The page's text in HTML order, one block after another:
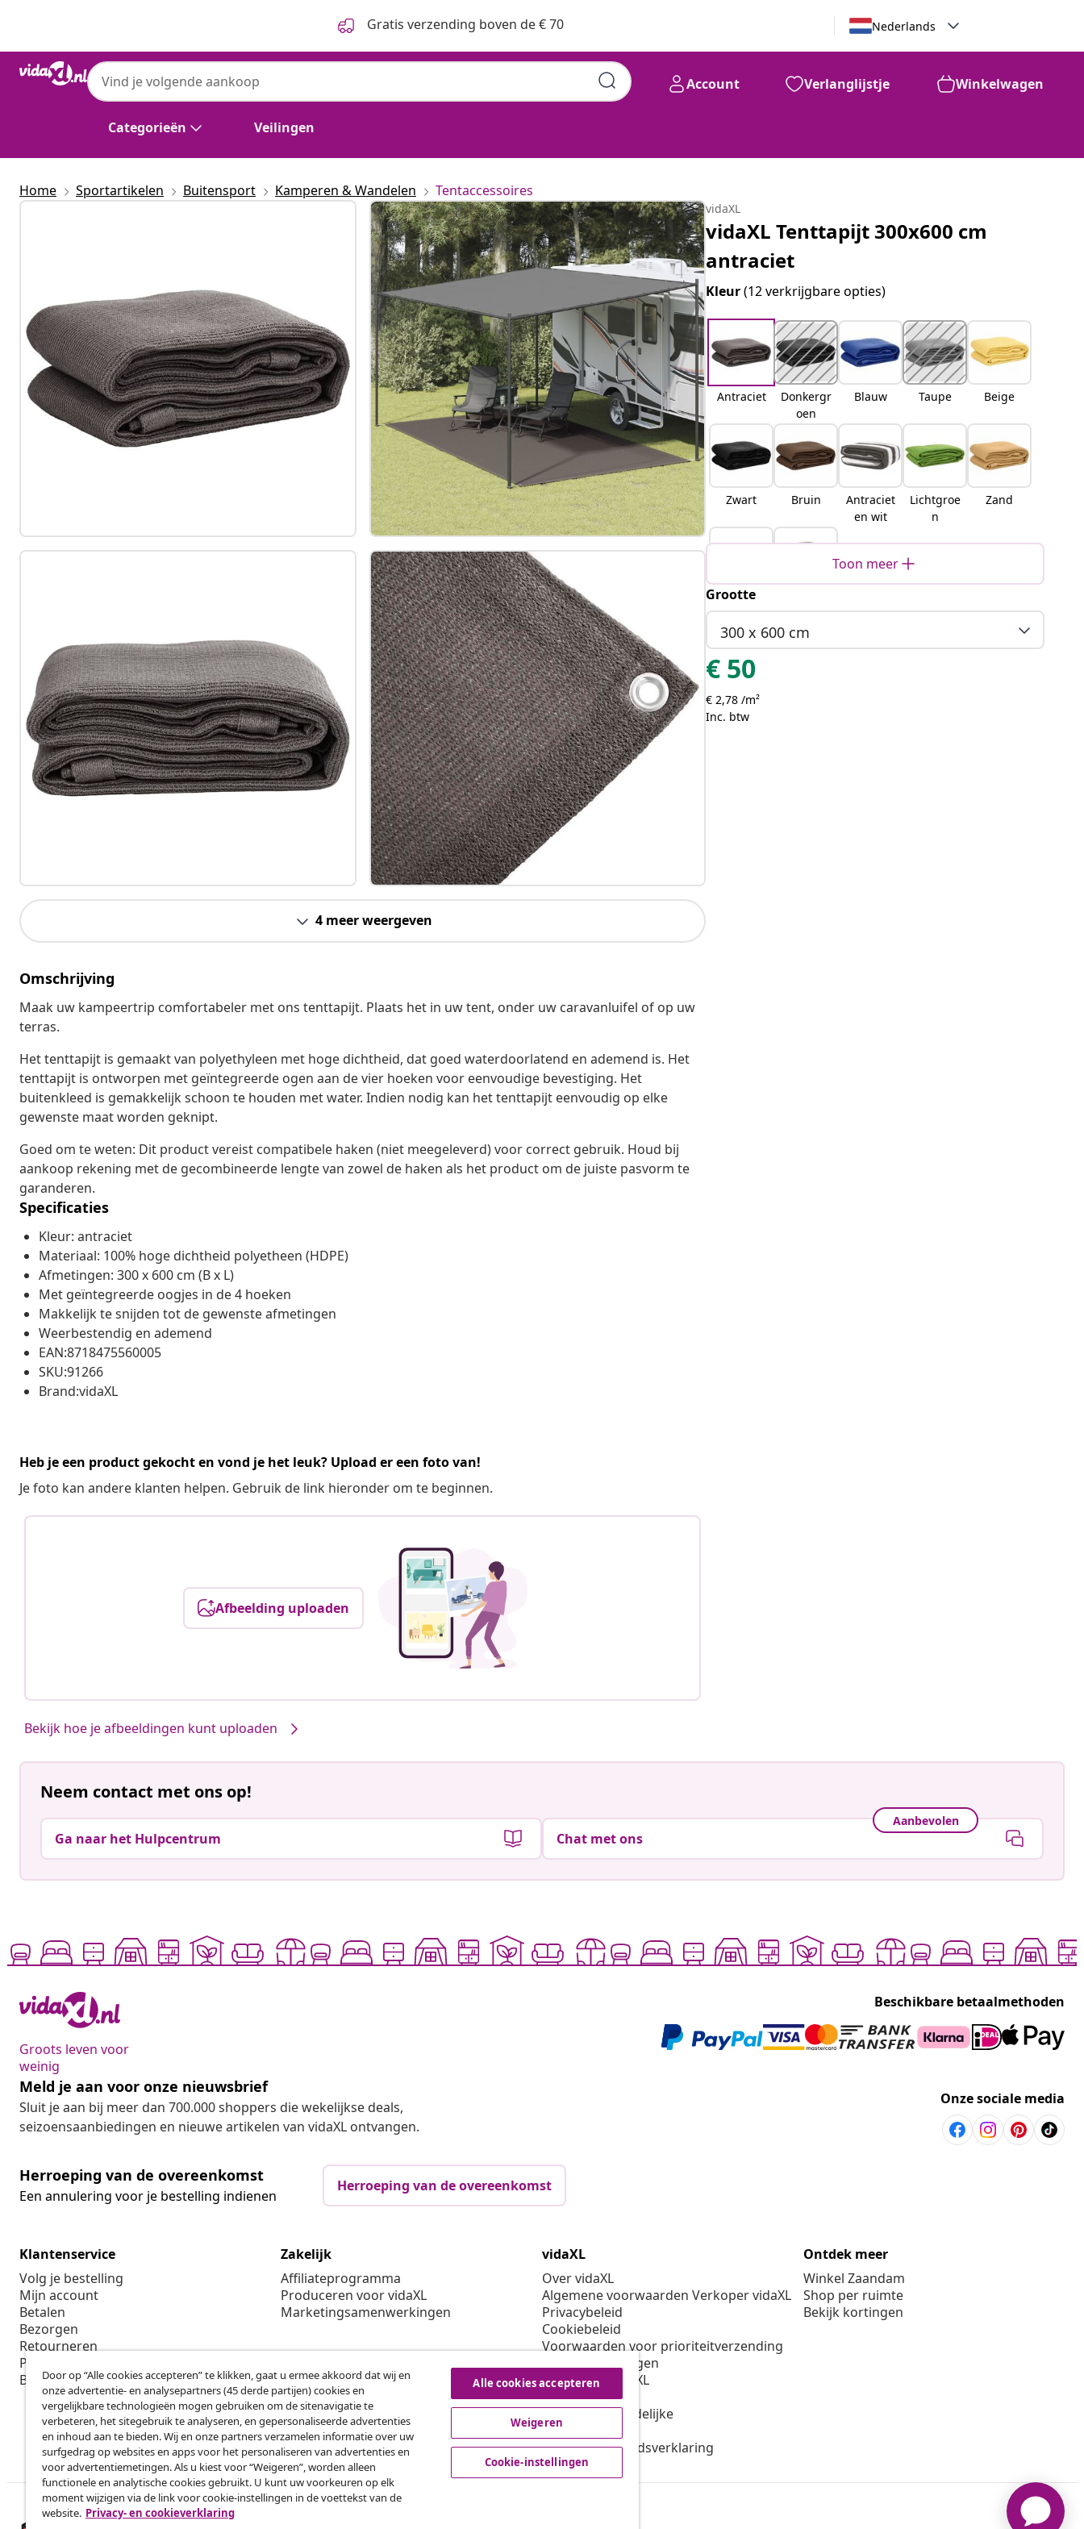
Gratis verzending boven de € 70 Nederlands
Categorieën Veilingen
Account Verlanglijstje Winkelwagen
Home Sportartikelen Buitensport Kamperen & Wandelen Tentaccessoires
4 meer weergeven
Omschrijving
Maak uw kampeertrip comfortabeler met ons tenttapijt. Plaats het in uw tent, onder uw caravanluifel of op uw
terras.
Het tenttapijt is gemaakt van polyethyleen met hoge dichtheid, dat goed waterdoorlatend en ademend is. Het
tenttapijt is ontworpen met geïntegreerde ogen aan de vier hoeken voor eenvoudige bevestiging. Het
buitenkleed is gemakkelijk schoon te houden met water. Indien nodig kan het tenttapijt eenvoudig op elke
gewenste maat worden geknipt.
Goed om te weten: Dit product vereist compatibele haken (niet meegeleverd) voor correct gebruik. Houd bij
aankoop rekening met de gecombineerde lengte van zowel de haken als het product om de juiste pasvorm te
garanderen.
Specificaties
Kleur: antraciet
Materiaal: 100% hoge dichtheid polyetheen (HDPE)
Afmetingen: 300 x 600 cm (B x L)
Met geïntegreerde oogjes in de 4 hoeken
Makkelijk te snijden tot de gewenste afmetingen
Weerbestendig en ademend
EAN:8718475560005
SKU:91266
Brand:vidaXL
Heb je een product gekocht en vond je het leuk? Upload er een foto van!
Je foto kan andere klanten helpen. Gebruik de link hieronder om te beginnen.
Afbeelding uploaden
Bekijk hoe je afbeeldingen kunt uploaden
vidaXL
vidaXL Tenttapijt 300x600 cm
antraciet
Kleur(12 verkrijgbare opties)
Antraciet
Donkergr
oen
Blauw Taupe Beige
Zwart Bruin
Antraciet
en wit
Lichtgroe
n
Zand
Blauw-
Toon meer
Grootte
300 x 600 cm
€ 50
€ 2,78 /m²
Inc. btw
Neem contact met ons op!
Ga naar het Hulpcentrum
Aanbevolen
Chat met ons
Groots leven voor
weinig
Beschikbare betaalmethoden
Meld je aan voor onze nieuwsbrief
Sluit je aan bij meer dan 700.000 shoppers die wekelijkse deals,
seizoensaanbiedingen en nieuwe artikelen van vidaXL ontvangen.
Onze sociale media
Herroeping van de overeenkomst
Een annulering voor je bestelling indienen
Herroeping van de overeenkomst
Klantenservice
Volg je bestelling
Mijn account
Betalen
Bezorgen
Retourneren
Productinformatie
Bestellen
Zakelijk
Affiliateprogramma
Produceren voor vidaXL
Marketingsamenwerkingen
vidaXL
Over vidaXL
Algemene voorwaarden Verkoper vidaXL
Privacybeleid
Cookiebeleid
Voorwaarden voor prioriteitverzending
Cookie-instellingen
Werken bij vidaXL
Veiligheid
EU verantwoordelijke
Beleid voor EPR
Toegankelijkheidsverklaring
Ontdek meer
Winkel Zaandam
Shop per ruimte
Bekijk kortingen
Door op “Alle cookies accepteren” te klikken, gaat u ermee akkoord dat wij en
onze advertentie- en analysepartners (45 derde partijen) cookies en
vergelijkbare technologieën mogen gebruiken om de sitenavigatie te
verbeteren, het sitegebruik te analyseren, en gepersonaliseerde advertenties
en inhoud aan te bieden. Wij en onze partners verzamelen informatie over uw
surfgedrag op websites en apps voor het personaliseren van advertenties en
voor advertentiemetingen. Als u kiest voor “Weigeren”, worden alleen
functionele en analytische cookies gebruikt. U kunt uw voorkeuren op elk
moment wijzigen via de link voor cookie-instellingen in de voettekst van de
website. Privacy- en cookieverklaring
Alle cookies accepteren
Weigeren
Cookie-instellingen